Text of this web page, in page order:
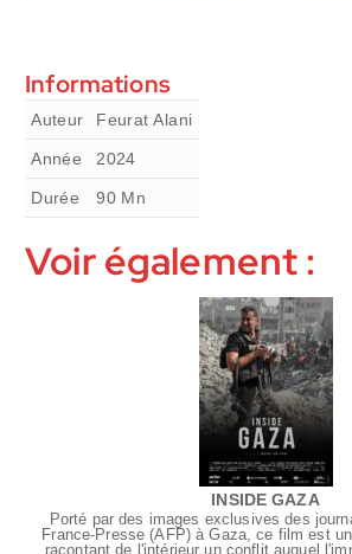
Informations
Auteur Feurat Alani
Année 2024
Durée 90 Mn
Voir également :
INSIDE GAZA
Porté par des images exclusives des
France-Presse (AFP) à Gaza, ce film est